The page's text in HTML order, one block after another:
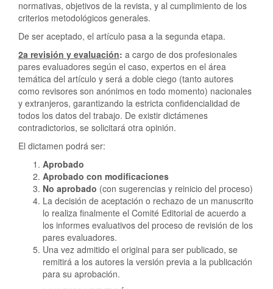
normativas, objetivos de la revista, y al cumplimiento de los
criterios metodológicos generales.
De ser aceptado, el artículo pasa a la segunda etapa.
2a revisión y evaluación: a cargo de dos profesionales
pares evaluadores según el caso, expertos en el área
temática del artículo y será a doble ciego (tanto autores
como revisores son anónimos en todo momento) nacionales
y extranjeros, garantizando la estricta confidencialidad de
todos los datos del trabajo. De existir dictámenes
contradictorios, se solicitará otra opinión.
El dictamen podrá ser:
Aprobado
Aprobado con modificaciones
No aprobado (con sugerencias y reinicio del proceso)
La decisión de aceptación o rechazo de un manuscrito
lo realiza finalmente el Comité Editorial de acuerdo a
los informes evaluativos del proceso de revisión de los
pares evaluadores.
Una vez admitido el original para ser publicado, se
remitirá a los autores la versión previa a la publicación
para su aprobación.